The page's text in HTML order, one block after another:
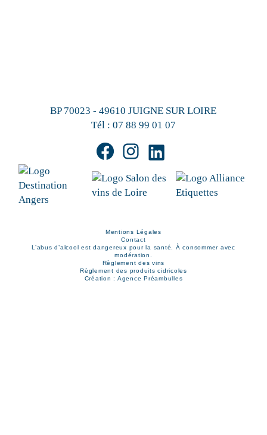
BP 70023 - 49610 JUIGNE SUR LOIRE
Tél : 07 88 99 01 07
Mentions Légales
Contact
L’abus d’alcool est dangereux pour la santé. À consommer avec
modération.
Règlement des vins
Règlement des produits cidricoles
Création : Agence Préambulles